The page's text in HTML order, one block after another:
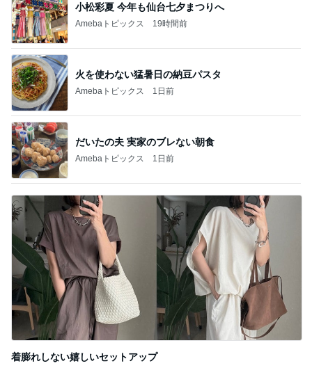
小松彩夏 今年も仙台七夕まつりへ
Amebaトピックス 19時間前
火を使わない猛暑日の納豆パスタ
Amebaトピックス 1日前
だいたの夫 実家のブレない朝食
Amebaトピックス 1日前
着膨れしない嬉しいセットアップ